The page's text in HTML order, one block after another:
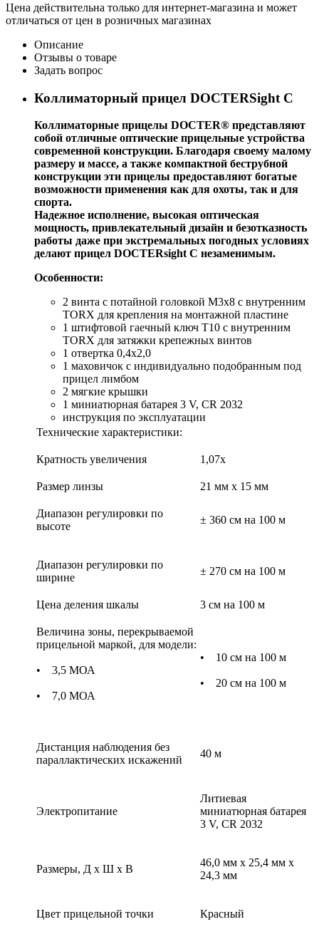
Цена действительна только для интернет-магазина и может
отличаться от цен в розничных магазинах
Описание
Отзывы о товаре
Задать вопрос
Коллиматорный прицел DOCTERSight C
Коллиматорные прицелы DOCTER® представляют
собой отличные оптические прицельные устройства
современной конструкции. Благодаря своему малому
размеру и массе, а также компактной беструбной
конструкции эти прицелы предоставляют богатые
возможности применения как для охоты, так и для
спорта.
Надежное исполнение, высокая оптическая
мощность, привлекательный дизайн и безотказность
работы даже при экстремальных погодных условиях
делают прицел DOCTERsight С незаменимым.
Особенности:
2 винта с потайной головкой М3х8 с внутренним
TORX для крепления на монтажной пластине
1 штифтовой гаечный ключ Т10 с внутренним
TORX для затяжки крепежных винтов
1 отвертка 0,4x2,0
1 маховичок с индивидуально подобранным под
прицел лимбом
2 мягкие крышки
1 миниатюрная батарея 3 V, CR 2032
инструкция по эксплуатации
Технические характеристики:
Кратность увеличения 1,07х
Размер линзы 21 мм х 15 мм
Диапазон регулировки по
высоте
± 360 см на 100 м
Диапазон регулировки по
ширине
± 270 см на 100 м
Цена деления шкалы 3 см на 100 м
Величина зоны, перекрываемой
прицельной маркой, для модели:
• 3,5 МОА
• 7,0 МОА
• 10 см на 100 м
• 20 см на 100 м
Дистанция наблюдения без
параллактических искажений
40 м
Электропитание
Литиевая
миниатюрная батарея
3 V, CR 2032
Размеры, Д х Ш х В
46,0 мм х 25,4 мм х
24,3 мм
Цвет прицельной точки Красный